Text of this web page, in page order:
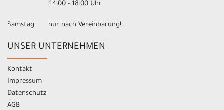
14:00 - 18:00 Uhr
Samstag nur nach Vereinbarung!
UNSER UNTERNEHMEN
Kontakt
Impressum
Datenschutz
AGB